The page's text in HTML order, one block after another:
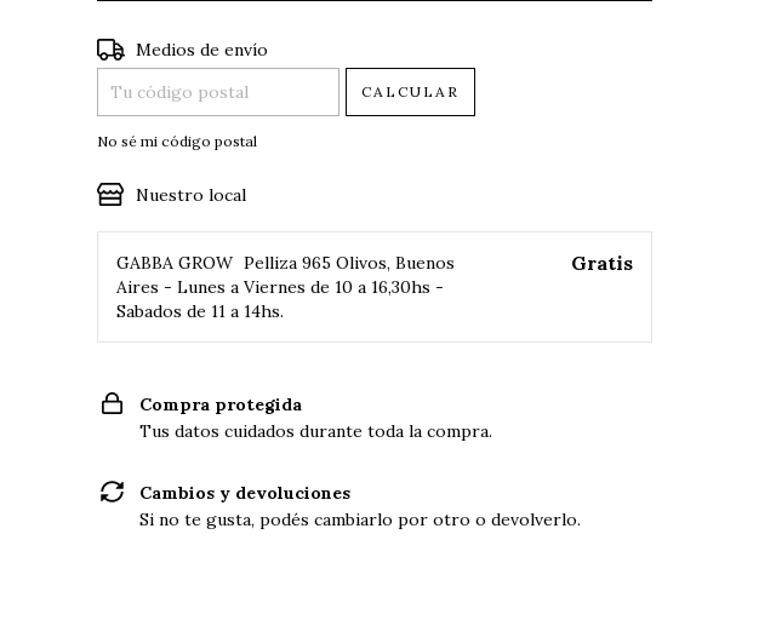
Entregas para el CP:
Medios de envío
CALCULAR
No sé mi código postal
Nuestro local
GABBA GROW Pelliza 965 Olivos, Buenos
Aires - Lunes a Viernes de 10 a 16,30hs -
Sabados de 11 a 14hs.
Gratis
Compra protegida
Tus datos cuidados durante toda la compra.
Cambios y devoluciones
Si no te gusta, podés cambiarlo por otro o devolverlo.